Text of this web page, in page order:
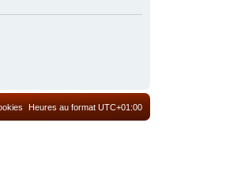
Heures au format UTC+01:00